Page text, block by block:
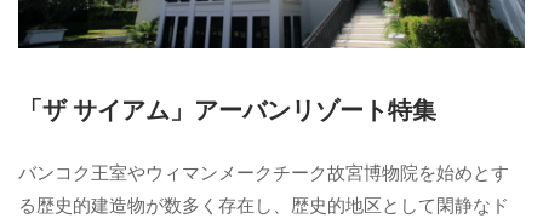
「ザ サイアム」アーバンリゾート特集
バンコク王室やウィマンメークチーク故宮博物院を始めとす
る歴史的建造物が数多く存在し、歴史的地区として閑静なド